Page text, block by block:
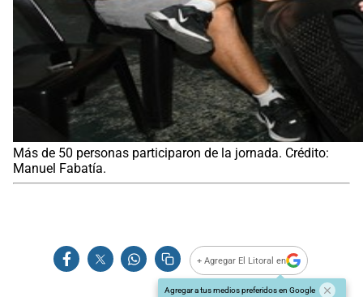
Más de 50 personas participaron de la jornada. Crédito:
Manuel Fabatía.
+ Agregar El Litoral en
Agregar a tus medios preferidos en Google